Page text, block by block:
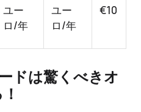
ユー
ロ/年
ユー
ロ/年
€10
ドは驚くべきオ